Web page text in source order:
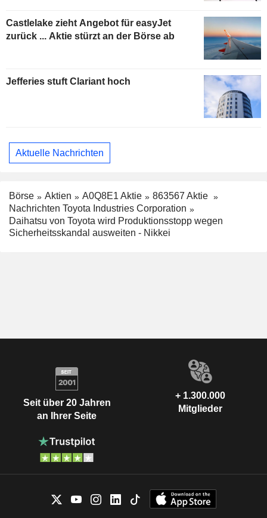
Castlelake zieht Angebot für easyJet
zurück ... Aktie stürzt an der Börse ab
Jefferies stuft Clariant hoch
Aktuelle Nachrichten
Börse Aktien A0Q8E1 Aktie
863567 Aktie
Nachrichten Toyota Industries Corporation
Daihatsu von Toyota wird Produktionsstopp wegen
Sicherheitsskandal ausweiten - Nikkei
Seit über 20 Jahren
an Ihrer Seite
+ 1.300.000
Mitglieder